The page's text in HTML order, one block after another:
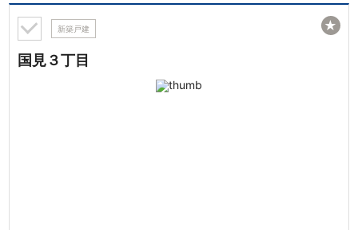
新築戸建
国見３丁目
★